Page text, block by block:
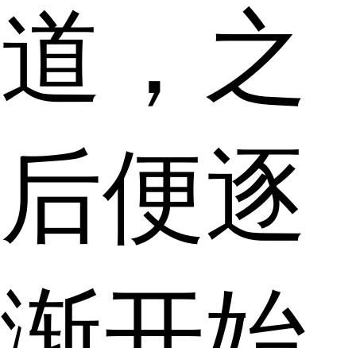
道，之
后便逐